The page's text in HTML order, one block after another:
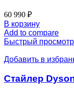
60 990 ₽
В корзину
Add to compare
Быстрый просмотр
Добавить в
Стайлер